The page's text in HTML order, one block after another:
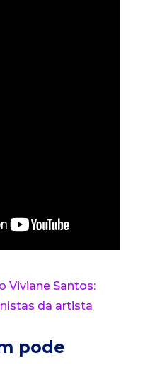
Viviane Santos:
da artista
pode